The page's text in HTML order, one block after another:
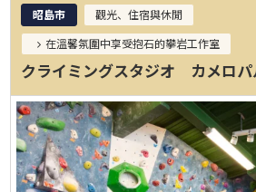
昭島市
觀光、住宿與休閒
在溫馨氛圍中享受抱石的攀岩工作室
クライミングスタジオ カメロパ